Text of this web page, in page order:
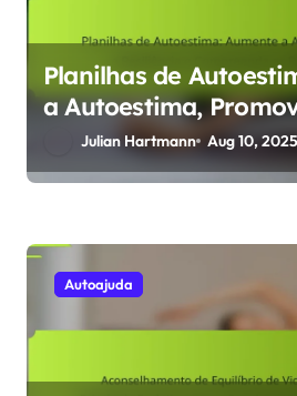
Planilhas de
a Autoestima,
Resiliência e
Raízes Evolutivas
Julian Hartmann Aug 10, 2025
Autoajuda